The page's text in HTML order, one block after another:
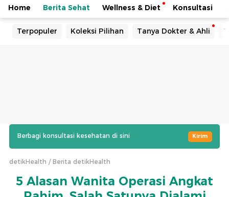
Home Berita Sehat Wellness & Diet Konsultasi
Terpopuler Koleksi Pilihan Tanya Dokter & Ahli
Berbagi konsultasi kesehatan di sini Kirim
detikHealth Berita detikHealth
5 Alasan Wanita Operasi Angkat